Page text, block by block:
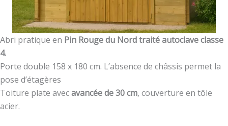
Abri pratique en Pin Rouge du Nord traité autoclave classe
4.
Porte double 158 x 180 cm. L’absence de châssis permet la
pose d’étagères
Toiture plate avecavancée de 30 cm, couverture en tôle
acier.